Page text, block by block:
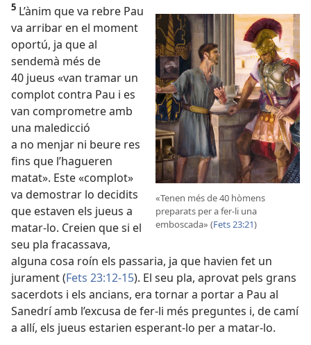
«Tenen més de 40 hòmens
preparats per a fer-li una
emboscada» (Fets 23:21)
5 L’ànim que va rebre Pau
va arribar en el moment
oportú, ja que al
sendemà més de
40 jueus «van tramar un
complot contra Pau i es
van comprometre amb
una maledicció
a no menjar ni beure res
fins que l’hagueren
matat». Este «complot»
va demostrar lo decidits
que estaven els jueus a
matar-lo. Creien que si el
seu pla fracassava,
alguna cosa roín els passaria, ja que havien fet un
jurament (Fets 23:12-15). El seu pla, aprovat pels grans
sacerdots i els ancians, era tornar a portar a Pau al
Sanedrí amb l’excusa de fer-li més preguntes i, de camí
a allí, els jueus estarien esperant-lo per a matar-lo.